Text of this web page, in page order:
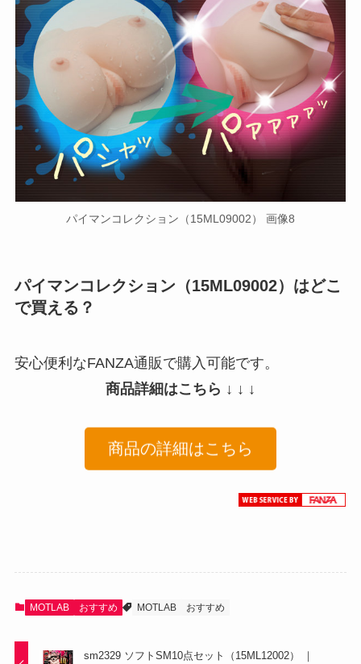
パイマンコレクション（15ML09002） 画像8
パイマンコレクション（15ML09002）はどこ
で買える？
安心便利なFANZA通販で購入可能です。
商品詳細はこちら ↓ ↓ ↓
商品の詳細はこちら
MOTLAB おすすめ MOTLAB おすすめ
sm2329 ソフトSM10点セット（15ML12002） ｜